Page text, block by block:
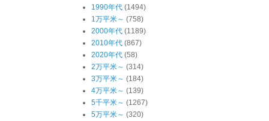
1990年代 (1494)
1万平米～ (758)
2000年代 (1189)
2010年代 (867)
2020年代 (58)
2万平米～ (314)
3万平米～ (184)
4万平米～ (139)
5千平米～ (1267)
5万平米～ (320)